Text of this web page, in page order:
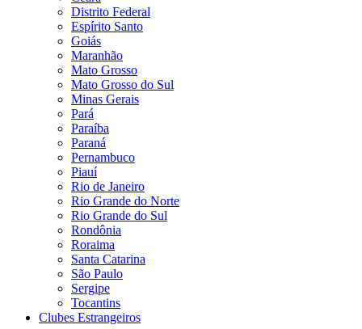
Distrito Federal
Espírito Santo
Goiás
Maranhão
Mato Grosso
Mato Grosso do Sul
Minas Gerais
Pará
Paraíba
Paraná
Pernambuco
Piauí
Rio de Janeiro
Rio Grande do Norte
Rio Grande do Sul
Rondônia
Roraima
Santa Catarina
São Paulo
Sergipe
Tocantins
Clubes Estrangeiros